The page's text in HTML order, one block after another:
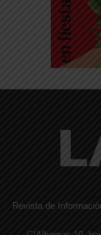
Revista de